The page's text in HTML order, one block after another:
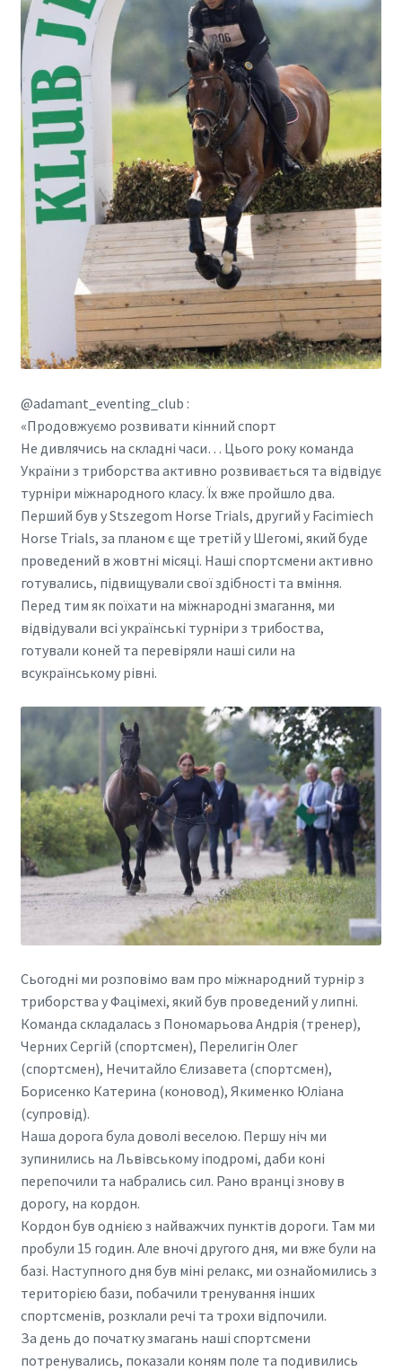
@adamant_eventing_club :
«Продовжуємо розвивати кінний спорт
Не дивлячись на складні часи… Цього року команда
України з триборства активно розвивається та відвідує
турніри міжнародного класу. Їх вже пройшло два.
Перший був у Stszegom Horse Trials, другий у Facimiech
Horse Trials, за планом є ще третій у Шегомі, який буде
проведений в жовтні місяці. Наші спортсмени активно
готувались, підвищували свої здібності та вміння.
Перед тим як поїхати на міжнародні змагання, ми
відвідували всі українські турніри з трибоства,
готували коней та перевіряли наші сили на
всукраїнському рівні.
Сьогодні ми розповімо вам про міжнародний турнір з
триборства у Фацімехі, який був проведений у липні.
Команда складалась з Пономарьова Андрія (тренер),
Черних Сергій (спортсмен), Перелигін Олег
(спортсмен), Нечитайло Єлизавета (спортсмен),
Борисенко Катерина (коновод), Якименко Юліана
(супровід).
Наша дорога була доволі веселою. Першу ніч ми
зупинились на Львівському іподромі, даби коні
перепочили та набрались сил. Рано вранці знову в
дорогу, на кордон.
Кордон був однією з найважчих пунктів дороги. Там ми
пробули 15 годин. Але вночі другого дня, ми вже були на
базі. Наступного дня був міні релакс, ми ознайомились з
територією бази, побачили тренування інших
спортсменів, розклали речі та трохи відпочили.
За день до початку змагань наші спортсмени
потренувались, показали коням поле та подивились